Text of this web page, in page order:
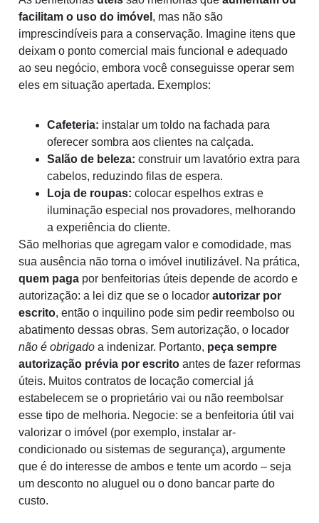
facilitam o uso do imóvel , mas não são
imprescindíveis para a conservação. Imagine itens que
deixam o ponto comercial mais funcional e adequado
ao seu negócio, embora você conseguisse operar sem
eles em situação apertada. Exemplos:
Cafeteria: instalar um toldo na fachada para
oferecer sombra aos clientes na calçada.
Salão de beleza: construir um lavatório extra para
cabelos, reduzindo filas de espera.
Loja de roupas: colocar espelhos extras e
iluminação especial nos provadores, melhorando
a experiência do cliente.
São melhorias que agregam valor e comodidade, mas
sua ausência não torna o imóvel inutilizável. Na prática,
quem paga por benfeitorias úteis depende de acordo e
autorização: a lei diz que se o locador autorizar por
escrito, então o inquilino pode sim pedir reembolso ou
abatimento dessas obras. Sem autorização, o locador
não é obrigado a indenizar. Portanto, peça sempre
autorização prévia por escrito antes de fazer reformas
úteis. Muitos contratos de locação comercial já
estabelecem se o proprietário vai ou não reembolsar
esse tipo de melhoria. Negocie: se a benfeitoria útil vai
valorizar o imóvel (por exemplo, instalar ar-
condicionado ou sistemas de segurança), argumente
que é do interesse de ambos e tente um acordo – seja
um desconto no aluguel ou o dono bancar parte do
custo.